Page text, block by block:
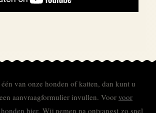
van onze honden of katten, dan kunt u
aanvraagformulier invullen. Voor voor
hier. Wij nemen na ontvangst zo snel